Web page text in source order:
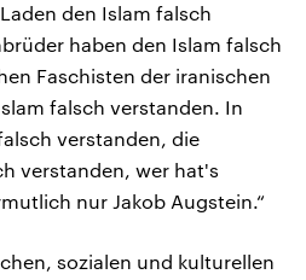
den Islam falsch
haben den Islam falsch
Faschisten der iranischen
falsch verstanden. In
verstanden, die
verstanden, wer hat's
nur Jakob Augstein.“
sozialen und kulturellen